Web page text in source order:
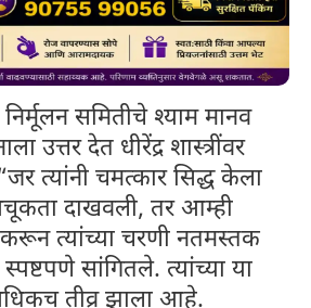
निर्मूलन समितीचे श्याम मानव
उत्तर देत धीरेंद्र शास्त्रींवर
त्यांनी चमत्कार सिद्ध केला
दाखवली, तर आम्ही
त्यांच्या चरणी नतमस्तक
सांगितले. त्यांच्या या
तीव्र झाला आहे.